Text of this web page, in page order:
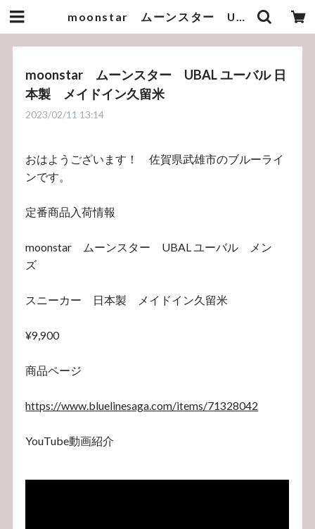
moonstar ムーンスター UBAL ユーバル 日本製 メイドイン久留米 | bluelineshop
moonstar ムーンスター UBAL ユーバル 日
本製 メイドイン久留米
2023/02/11 13:14
おはようございます！ 佐賀県武雄市のブルーライ
ンです。
定番商品入荷情報
moonstar ムーンスター UBAL ユーバル メン
ズ
スニーカー 日本製 メイドイン久留米
¥9,900
商品ページ
https://www.bluelinesaga.com/items/71328042
YouTube動画紹介